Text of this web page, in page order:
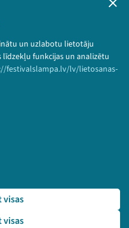
un uzlabotu lietotāju
funkcijas un analizētu
festivalslampa.lv/lv/lietosanas-
visas
visas
politika
Visas tiesības